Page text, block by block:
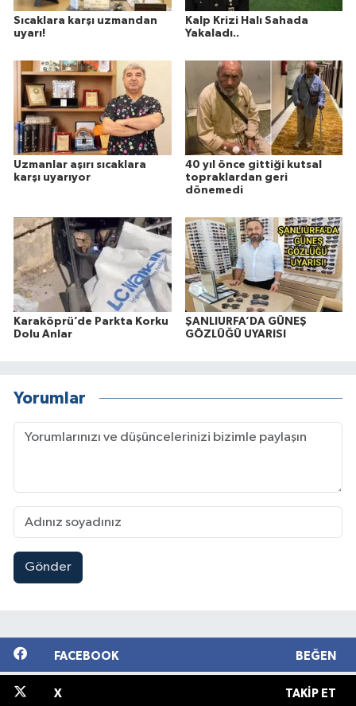
Sıcaklara karşı uzmandan
uyarı!
Kalp Krizi Halı Sahada
Yakaladı..
Uzmanlar aşırı sıcaklara
karşı uyarıyor
40 yıl önce gittiği kutsal
topraklardan geri
dönemedi
Karaköprü’de Parkta Korku
Dolu Anlar
ŞANLIURFA’DA GÜNEŞ
GÖZLÜĞÜ UYARISI
Yorumlar
Gönder
FACEBOOK BEĞEN
X TAKIP ET